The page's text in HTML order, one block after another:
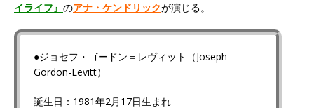
イライフ』 のアナ・ケンドリックが演じる。
●ジョセフ・ゴードン＝レヴィット（Joseph
Gordon-Levitt）
誕生日：1981年2月17日生まれ